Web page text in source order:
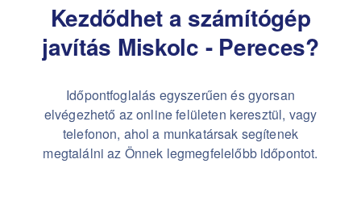
Kezdődhet a számítógép
javítás Miskolc - Pereces?
Időpontfoglalás egyszerűen és gyorsan
elvégezhető az online felületen keresztül, vagy
telefonon, ahol a munkatársak segítenek
megtalálni az Önnek legmegfelelőbb időpontot.